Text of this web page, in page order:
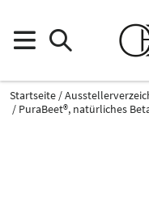
Startseite
PuraBeet®, natürliches